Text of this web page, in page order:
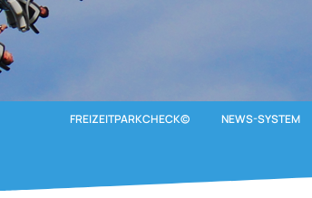
FREIZEITPARKCHECK© NEWS-SYSTEM